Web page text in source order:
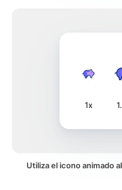
1x
Utiliza el icono animado